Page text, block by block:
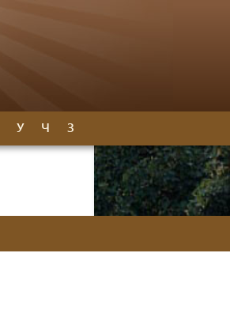
У Ч З